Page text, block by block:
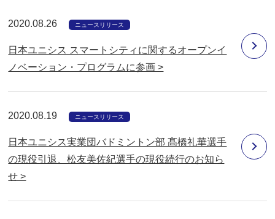
2020.08.26 ニュースリリース
日本ユニシス スマートシティに関するオープンイ
ノベーション・プログラムに参画 >
2020.08.19 ニュースリリース
日本ユニシス実業団バドミントン部 髙橋礼華選手
の現役引退、松友美佐紀選手の現役続行のお知ら
せ >